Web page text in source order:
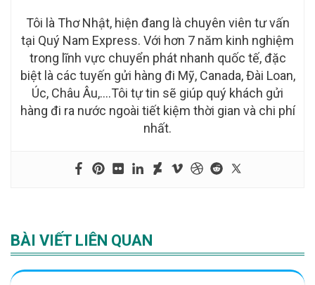
Tôi là Thơ Nhật, hiện đang là chuyên viên tư vấn
tại Quý Nam Express. Với hơn 7 năm kinh nghiệm
trong lĩnh vực chuyển phát nhanh quốc tế, đặc
biệt là các tuyến gửi hàng đi Mỹ, Canada, Đài Loan,
Úc, Châu Âu,….Tôi tự tin sẽ giúp quý khách gửi
hàng đi ra nước ngoài tiết kiệm thời gian và chi phí
nhất.
BÀI VIẾT LIÊN QUAN